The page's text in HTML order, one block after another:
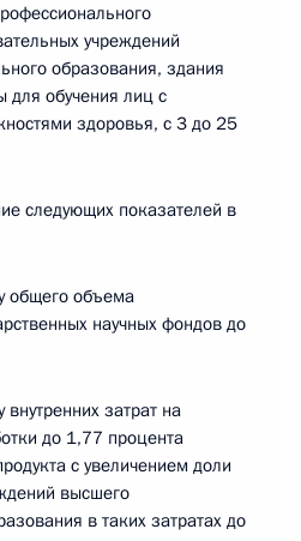
учреждений
образования, здания
для обучения лиц с
здоровья, с 3 до 25
следующих показателей в
общего объема
научных фондов до
затрат на
до 1,77 процента
с увеличением доли
высшего
в таких затратах до